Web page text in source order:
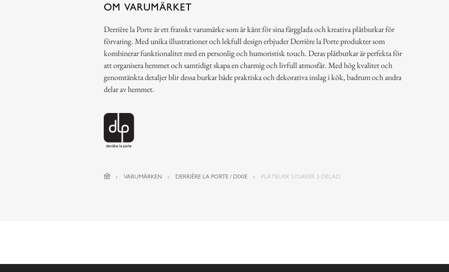
OM VARUMÄRKET
Derrière la Porte är ett franskt varumärke som är känt för sina färgglada och kreativa plåtburkar för
förvaring. Med unika illustrationer och lekfull design erbjuder Derrière la Porte produkter som
kombinerar funktionalitet med en personlig och humoristisk touch. Deras plåtburkar är perfekta för
att organisera hemmet och samtidigt skapa en charmig och livfull atmosfär. Med hög kvalitet och
genomtänkta detaljer blir dessa burkar både praktiska och dekorativa inslag i kök, badrum och andra
delar av hemmet.
VARUMÄRKEN DERRIÈRE LA PORTE / DIXIE PLÅTBURK SYSAKER 3-DELAD